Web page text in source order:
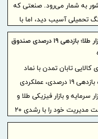
به شمار می‌رود. صنعتی که
آسیب دید، اما با
کارگران و تداوم فعالیت
در اقتصاد ایران رسید.
سیطره «تابش» بر بازار طلا؛ بازدهی ۱۹ درصدی صندوق
تابان تمدن با نماد
«تابش» در تیرماه ۱۴۰۵ موفق شد با کسب بازدهی ۱۹ درصدی، عملکردی
سرمایه و بازار فیزیکی طلا و
سکه به ثبت برساند و حجم دارایی‌های تحت مدیریت خود را با رشدی ۲۰